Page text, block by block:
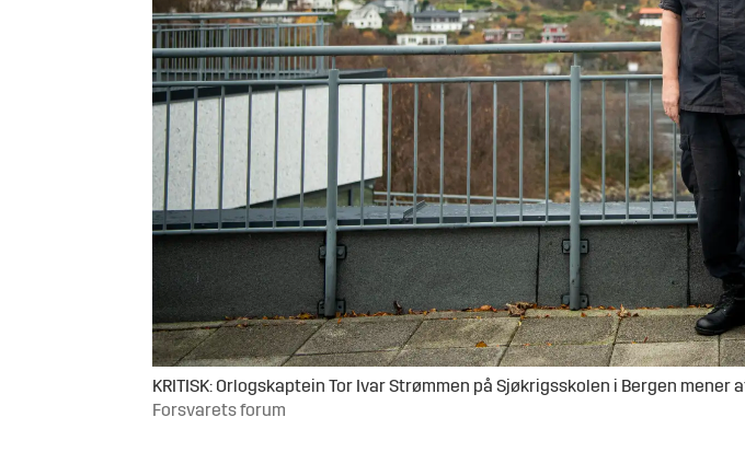
KRITISK: Orlogskaptein Tor Ivar Strømmen på Sjøkrigsskolen i Bergen
Forsvarets forum